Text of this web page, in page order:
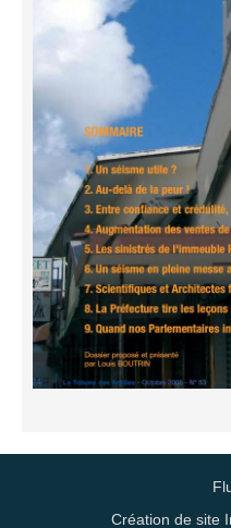
Création de site